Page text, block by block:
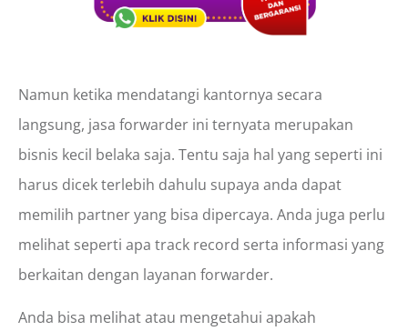
Namun ketika mendatangi kantornya secara
langsung, jasa forwarder ini ternyata merupakan
bisnis kecil belaka saja. Tentu saja hal yang seperti ini
harus dicek terlebih dahulu supaya anda dapat
memilih partner yang bisa dipercaya. Anda juga perlu
melihat seperti apa track record serta informasi yang
berkaitan dengan layanan forwarder.
Anda bisa melihat atau mengetahui apakah